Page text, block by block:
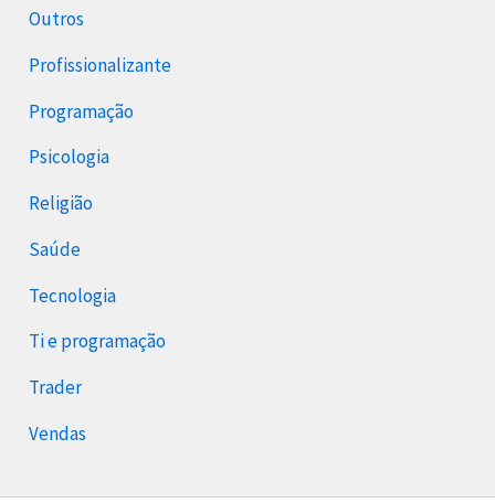
Outros
Profissionalizante
Programação
Psicologia
Religião
Saúde
Tecnologia
Ti e programação
Trader
Vendas